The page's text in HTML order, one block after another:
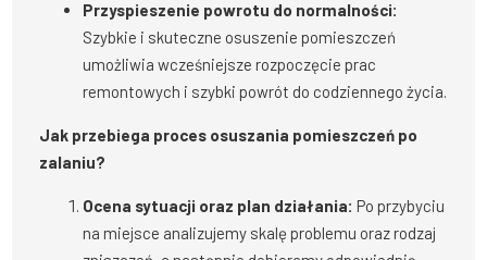
Przyspieszenie powrotu do normalności:
Szybkie i skuteczne osuszenie pomieszczeń
umożliwia wcześniejsze rozpoczęcie prac
remontowych i szybki powrót do codziennego życia.
Jak przebiega proces osuszania pomieszczeń po
zalaniu?
Ocena sytuacji oraz plan działania: Po przybyciu
na miejsce analizujemy skalę problemu oraz rodzaj